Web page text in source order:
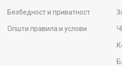
Безбедност и приватност
Општи правила и услови